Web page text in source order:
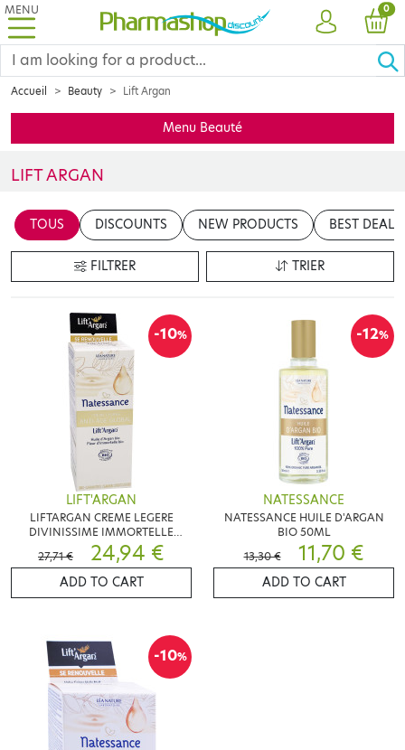
MENU
ACCOUNT
0
Accueil Beauty Lift Argan
Menu Beauté
LIFT ARGAN
en cliquant sur le bouton "Modifier le contenu"
TOUS DISCOUNTS NEW PRODUCTS BEST DEALS
FILTRER TRIER
-10%
LIFT'ARGAN
LIFTARGAN CREME LEGERE
DIVINISSIME IMMORTELLE
T50ML
27,71 € 24,94 €
ADD TO CART
-12%
NATESSANCE
NATESSANCE HUILE D'ARGAN
BIO 50ML
13,30 €
11,70 €
ADD TO CART
-10%